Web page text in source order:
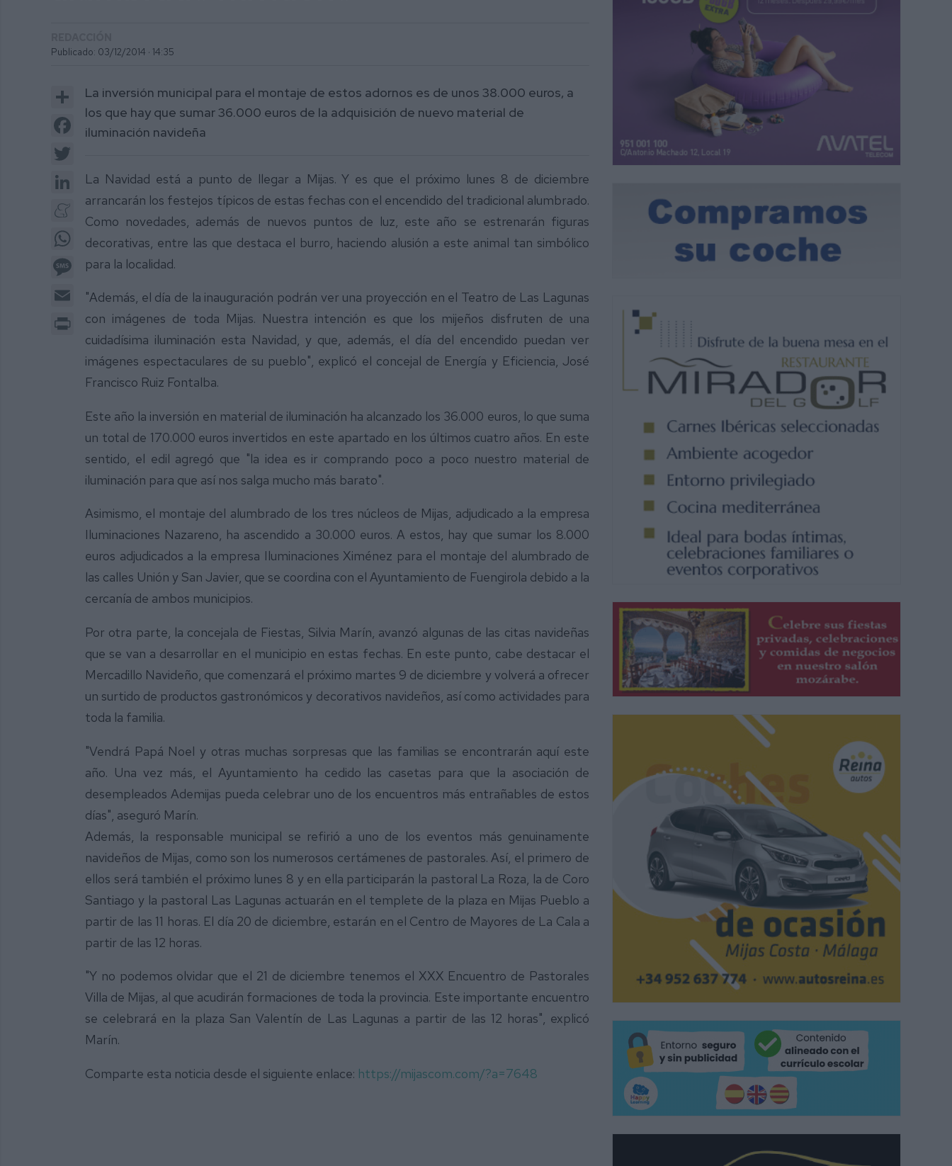
Publicado: 03/12/2014 · 14:35
Share
Facebook
LinkedIn
Meneame
Message
Email
Print
La inversión municipal para el montaje de estos adornos es de unos 38.000 euros, a
los que hay que sumar 36.000 euros de la adquisición de nuevo material de
iluminación navideña
La Navidad está a punto de llegar a Mijas. Y es que el próximo lunes 8 de diciembre
arrancarán los festejos típicos de estas fechas con el encendido del tradicional alumbrado.
Como novedades, además de nuevos puntos de luz, este año se estrenarán figuras
decorativas, entre las que destaca el burro, haciendo alusión a este animal tan simbólico
para la localidad.
"Además, el día de la inauguración podrán ver una proyección en el Teatro de Las Lagunas
con imágenes de toda Mijas. Nuestra intención es que los mijeños disfruten de una
cuidadísima iluminación esta Navidad, y que, además, el día del encendido puedan ver
imágenes espectaculares de su pueblo", explicó el concejal de Energía y Eficiencia, José
Francisco Ruiz Fontalba.
Este año la inversión en material de iluminación ha alcanzado los 36.000 euros, lo que suma
un total de 170.000 euros invertidos en este apartado en los últimos cuatro años. En este
sentido, el edil agregó que "la idea es ir comprando poco a poco nuestro material de
iluminación para que así nos salga mucho más barato".
Asimismo, el montaje del alumbrado de los tres núcleos de Mijas, adjudicado a la empresa
Iluminaciones Nazareno, ha ascendido a 30.000 euros. A estos, hay que sumar los 8.000
euros adjudicados a la empresa Iluminaciones Ximénez para el montaje del alumbrado de
las calles Unión y San Javier, que se coordina con el Ayuntamiento de Fuengirola debido a la
cercanía de ambos municipios.
Por otra parte, la concejala de Fiestas, Silvia Marín, avanzó algunas de las citas navideñas
que se van a desarrollar en el municipio en estas fechas. En este punto, cabe destacar el
Mercadillo Navideño, que comenzará el próximo martes 9 de diciembre y volverá a ofrecer
un surtido de productos gastronómicos y decorativos navideños, así como actividades para
toda la familia.
"Vendrá Papá Noel y otras muchas sorpresas que las familias se encontrarán aquí este
año. Una vez más, el Ayuntamiento ha cedido las casetas para que la asociación de
desempleados Ademijas pueda celebrar uno de los encuentros más entrañables de estos
días", aseguró Marín.
Además, la responsable municipal se refirió a uno de los eventos más genuinamente
navideños de Mijas, como son los numerosos certámenes de pastorales. Así, el primero de
ellos será también el próximo lunes 8 y en ella participarán la pastoral La Roza, la de Coro
Santiago y la pastoral Las Lagunas actuarán en el templete de la plaza en Mijas Pueblo a
partir de las 11 horas. El día 20 de diciembre, estarán en el Centro de Mayores de La Cala a
partir de las 12 horas.
"Y no podemos olvidar que el 21 de diciembre tenemos el XXX Encuentro de Pastorales
Villa de Mijas, al que acudirán formaciones de toda la provincia. Este importante encuentro
se celebrará en la plaza San Valentín de Las Lagunas a partir de las 12 horas", explicó
Marín.
Comparte esta noticia desde el siguiente enlace: https://mijascom.com/?a=7648